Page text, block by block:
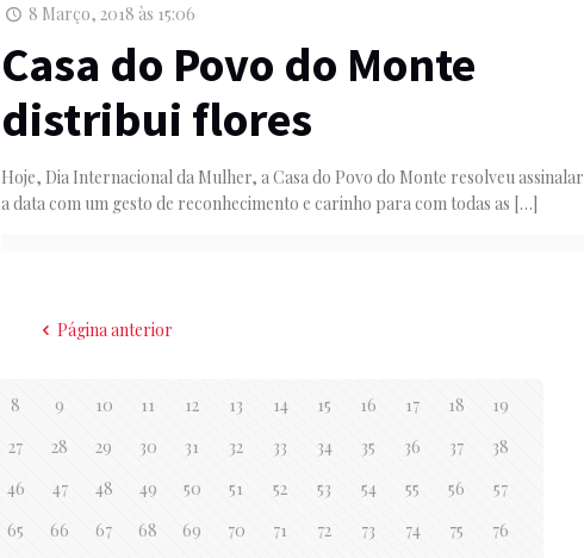
8 Março, 2018 às 15:06
Casa do Povo do Monte
distribui flores
Hoje, Dia Internacional da Mulher, a Casa do Povo do Monte resolveu assinalar
a data com um gesto de reconhecimento e carinho para com todas as […]
Página anterior
8 9 10 11 12 13 14 15 16 17 18
19
27 28 29 30 31 32 33 34 35 36 37
38
46 47 48 49 50 51 52 53 54 55 56
57
65 66 67 68 69 70 71 72 73 74 75
76